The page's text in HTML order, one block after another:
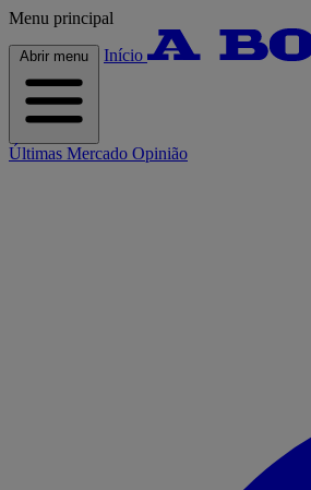
Menu principal
Abrir menu Início
Últimas Mercado Opinião